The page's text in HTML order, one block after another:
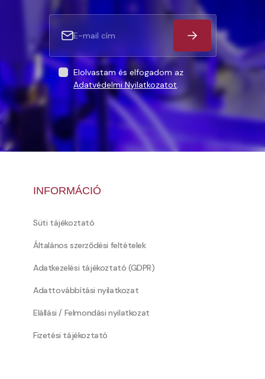
Elolvastam és elfogadom az
Adatvédelmi Nyilatkozatot.
INFORMÁCIÓ
Süti tájékoztató
Általános szerződési feltételek
Adatkezelési tájékoztató (GDPR)
Adattovábbítási nyilatkozat
Elállási / Felmondási nyilatkozat
Fizetési tájékoztató